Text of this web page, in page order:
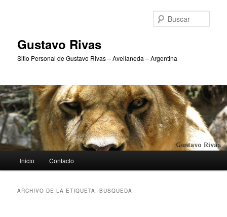
Gustavo Rivas
Sitio Personal de Gustavo Rivas – Avellaneda – Argentina
principal
Inicio Contacto
ARCHIVO DE LA ETIQUETA:BUSQUEDA